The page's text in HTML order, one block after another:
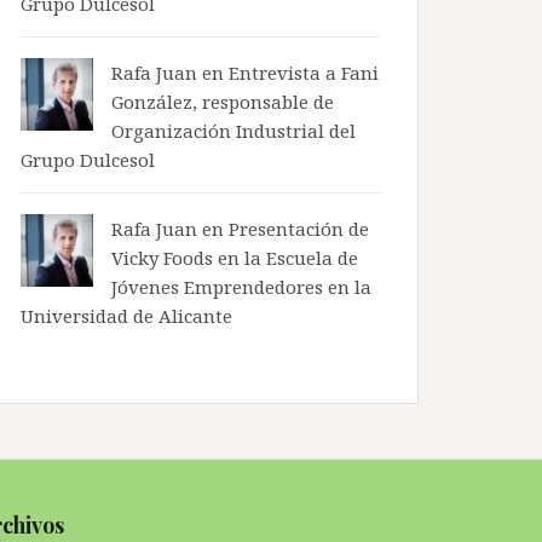
Rafa Juan en Entrevista a Fani
González, responsable de
Organización Industrial del
Grupo Dulcesol
Rafa Juan en Presentación de
Vicky Foods en la Escuela de
Jóvenes Emprendedores en la
Universidad de Alicante